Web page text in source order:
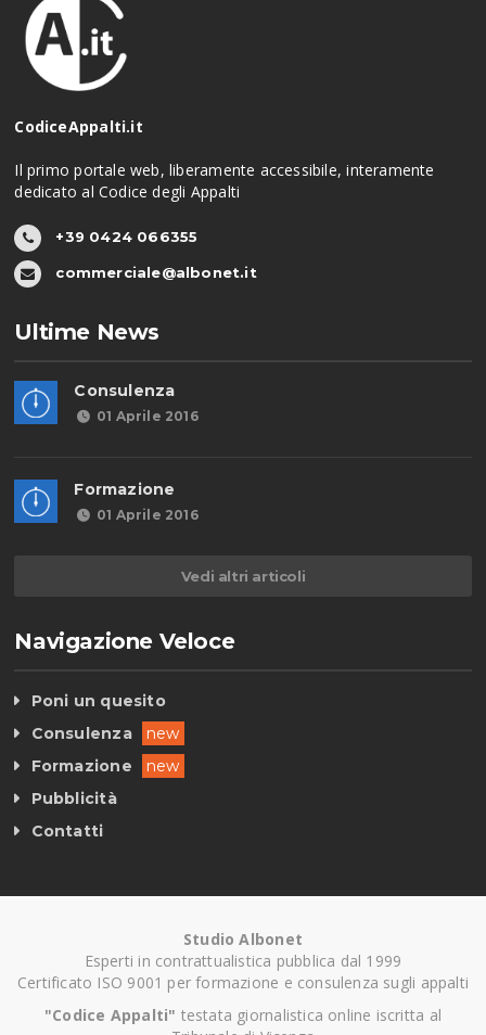
CodiceAppalti.it
Il primo portale web, liberamente accessibile, interamente
dedicato al Codice degli Appalti
+39 0424 066355
commerciale@albonet.it
Ultime News
Consulenza
01 Aprile 2016
Formazione
01 Aprile 2016
Vedi altri articoli
Navigazione Veloce
Poni un quesito
Consulenza
new
Formazione
new
Pubblicità
Contatti
Studio Albonet
Esperti in contrattualistica pubblica dal 1999
Certificato ISO 9001 per formazione e consulenza sugli appalti
"Codice Appalti" testata giornalistica online iscritta al